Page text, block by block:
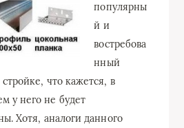
популярны
й и
востребова
нный
что кажется, в
у него не будет
Хотя, аналоги данного